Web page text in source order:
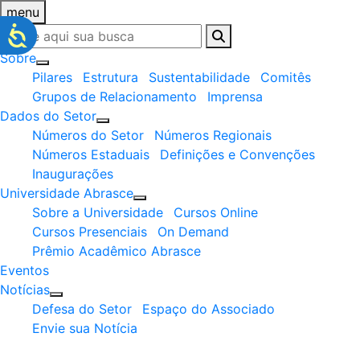
menu
Sobre
Pilares
Estrutura Sustentabilidade
Comitês
Grupos de Relacionamento
Imprensa
Dados do Setor
Números do Setor
Números Regionais
Números Estaduais
Definições e Convenções
Inaugurações
Universidade Abrasce
Sobre a Universidade
Cursos Online
Cursos Presenciais
On Demand
Prêmio Acadêmico Abrasce
Eventos
Notícias
Defesa do Setor
Espaço do Associado
Envie sua Notícia